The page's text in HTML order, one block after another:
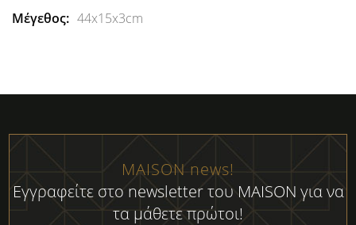
44x15x3cm
MAISON news!
Εγγραφείτε στο newsletter του MAISON για να
τα μάθετε πρώτοι!